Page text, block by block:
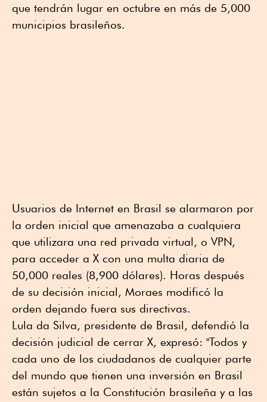
que tendrán lugar en octubre en más de 5,000
municipios brasileños.
Usuarios de Internet en Brasil se alarmaron por
la orden inicial que amenazaba a cualquiera
que utilizara una red privada virtual, o VPN,
para acceder a X con una multa diaria de
50,000 reales (8,900 dólares). Horas después
de su decisión inicial, Moraes modificó la
orden dejando fuera sus directivas.
Lula da Silva, presidente de Brasil, defendió la
decisión judicial de cerrar X, expresó: "Todos y
cada uno de los ciudadanos de cualquier parte
del mundo que tienen una inversión en Brasil
están sujetos a la Constitución brasileña y a las